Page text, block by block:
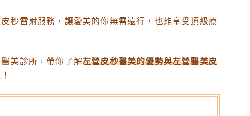
秒雷射服務，讓愛美的你無需遠行，也能享受頂級療
美診所，帶你了解左營皮秒醫美的優勢與左營醫美皮